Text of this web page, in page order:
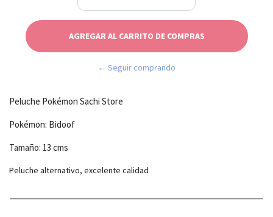
← Seguir comprando
Peluche Pokémon Sachi Store
Pokémon: Bidoof
Tamaño: 13 cms
Peluche alternativo, excelente calidad